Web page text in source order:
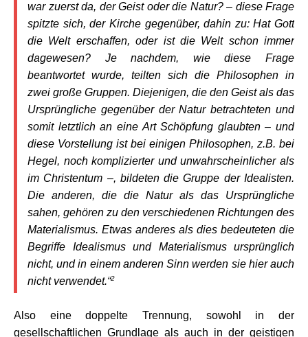
war zuerst da, der Geist oder die Natur? – diese Frage
spitzte sich, der Kirche gegenüber, dahin zu: Hat Gott
die Welt erschaffen, oder ist die Welt schon immer
dagewesen? Je nachdem, wie diese Frage
beantwortet wurde, teilten sich die Philosophen in
zwei große Gruppen. Diejenigen, die den Geist als das
Ursprüngliche gegenüber der Natur betrachteten und
somit letztlich an eine Art Schöpfung glaubten – und
diese Vorstellung ist bei einigen Philosophen, z.B. bei
Hegel, noch komplizierter und unwahrscheinlicher als
im Christentum –, bildeten die Gruppe der Idealisten.
Die anderen, die die Natur als das Ursprüngliche
sahen, gehören zu den verschiedenen Richtungen des
Materialismus. Etwas anderes als dies bedeuteten die
Begriffe Idealismus und Materialismus ursprünglich
nicht, und in einem anderen Sinn werden sie hier auch
nicht verwendet.“2
Also eine doppelte Trennung, sowohl in der
gesellschaftlichen Grundlage als auch in der geistigen